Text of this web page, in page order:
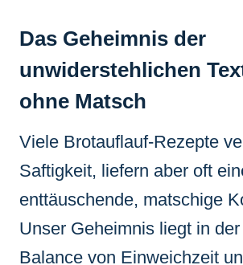
Das Geheimnis der
unwiderstehlichen
ohne Matsch
Viele Brotauflauf-Rezepte
Saftigkeit, liefern aber oft
enttäuschende, matschige
Unser Geheimnis liegt in
Balance von Einweichzeit